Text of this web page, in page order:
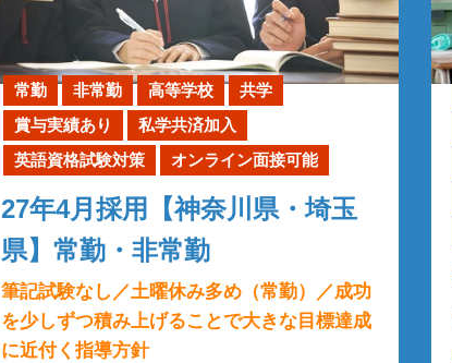
常勤 非常勤 高等学校
共学
賞与実績あり
私学共済加入
英語資格試験対策
オンライン面接可能
27年4月採用【神奈川県・埼玉
県】常勤・非常勤
筆記試験なし／土曜休み多め（常勤）／成功
を少しずつ積み上げることで大きな目標達成
に近付く指導方針